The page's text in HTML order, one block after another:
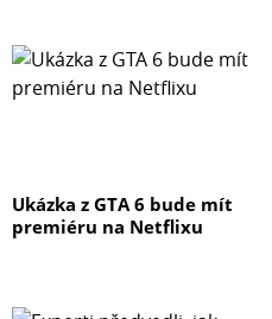
Ukázka z GTA 6 bude mít
premiéru na Netflixu